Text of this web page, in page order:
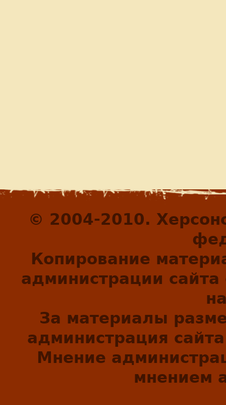
© 2004-2010.
Копирование
администрации
За материалы
администрация
Мнение
мнением